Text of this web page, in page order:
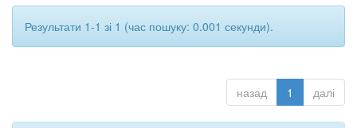
Результати 1-1 зі 1 (час пошуку: 0.001 секунди).
назад 1 далі